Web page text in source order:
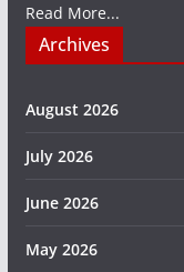
Read More...
Archives
August 2026
July 2026
June 2026
May 2026